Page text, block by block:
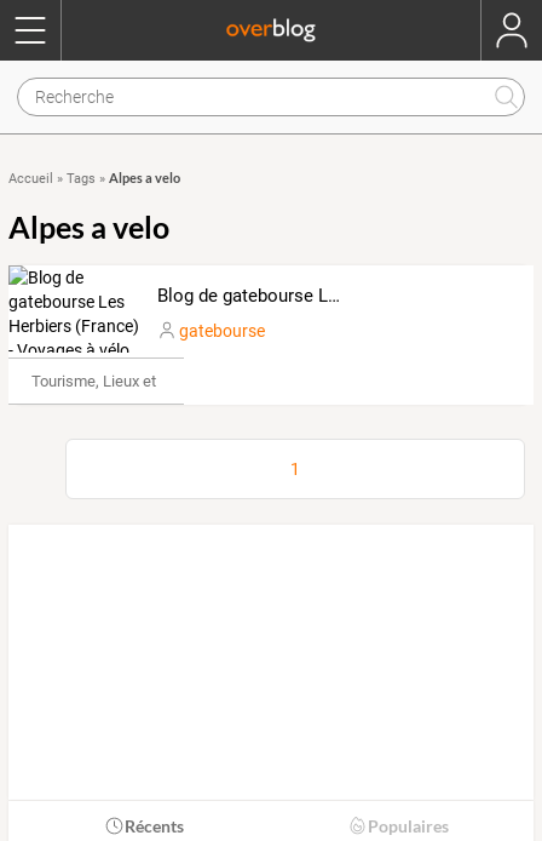
Accueil » Tags » Alpes a velo
Alpes a velo
Blog de gatebourse Les Herbiers (France) - Voyages à vélo
gatebourse
Tourisme, Lieux et Événements
1
Récents Populaires